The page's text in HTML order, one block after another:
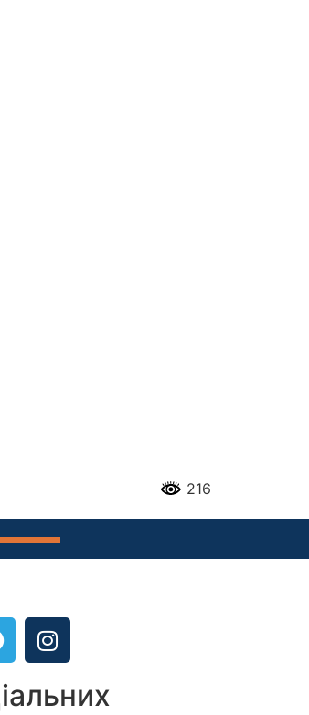
216